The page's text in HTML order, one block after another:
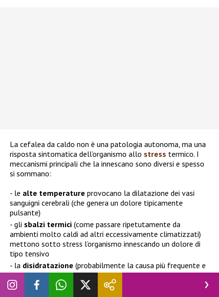
La cefalea da caldo non è una patologia autonoma, ma una
risposta sintomatica dell’organismo allo stress termico. I
meccanismi principali che la innescano sono diversi e spesso
si sommano:
le alte temperature provocano la dilatazione dei vasi
sanguigni cerebrali (che genera un dolore tipicamente
pulsante)
gli sbalzi termici (come passare ripetutamente da
ambienti molto caldi ad altri eccessivamente climatizzati)
mettono sotto stress l’organismo innescando un dolore di
tipo tensivo
la disidratazione (probabilmente la causa più frequente e
più facile da prevenire)
In estate la sudorazione aumenta per tutti in modo